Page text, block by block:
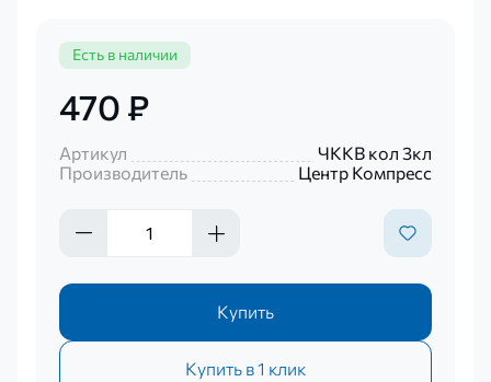
Есть в наличии
470 ₽
Артикул
ЧККВ кол 3кл
Производитель
Центр Компресс
Купить
Купить в 1 клик